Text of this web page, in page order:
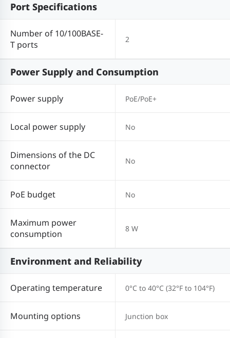
Port Specifications
Number of 10/100BASE-
T ports
2
Power Supply and Consumption
Power supply PoE/PoE+
Local power supply No
Dimensions of the DC
connector
No
PoE budget No
Maximum power
consumption
8 W
Environment and Reliability
Operating temperature 0°C to 40°C (32°F to 104°F)
Mounting options Junction box